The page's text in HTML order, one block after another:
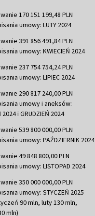
170 151 199,48 PLN
umowy: LUTY 2024
391 856 491,84 PLN
umowy: KWIECIEŃ 2024
237 754 754,24 PLN
umowy: LIPIEC 2024
290 817 240,00 PLN
umowy i aneksów:
2024 i GRUDZIEŃ 2024
539 800 000,00 PLN
umowy: PAŹDZIERNIK 2024
49 848 800,00 PLN
umowy: LISTOPAD 2024
350 000 000,00 PLN
umowy: STYCZEŃ 2025
90 mln, luty 130 mln,
mln)